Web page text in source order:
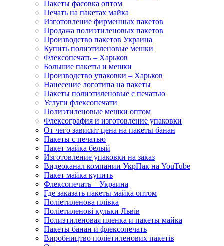
Пакеты фасовка оптом
Печать на пакетах майка
Изготовление фирменных пакетов
Продажа полиэтиленовых пакетов
Производство пакетов Украина
Купить полиэтиленовые мешки
Флексопечать – Харьков
Большие пакеты и мешки
Производство упаковки – Харьков
Нанесение логотипа на пакеты
Пакеты полиэтиленовые с печатью
Услуги флексопечати
Полиэтиленовые мешки оптом
Флексография и изготовление упаковки
От чего зависит цена на пакеты банан
Пакеты с печатью
Пакет майка белый
Изготовление упаковки на заказ
Видеоканал компании УкрПак на YouTube
Пакет майка купить
Флексопечать – Украина
Где заказать пакеты майка оптом
Поліетиленова плівка
Поліетиленові кульки Львів
Полиэтиленовая пленка и пакеты майка
Пакеты банан и флексопечать
Виробництво поліетиленових пакетів